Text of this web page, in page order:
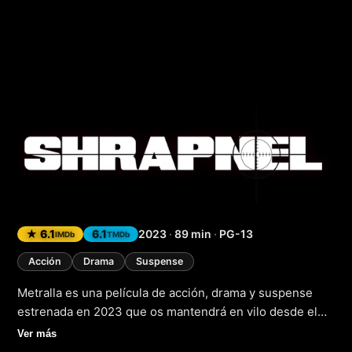
Metralla(2023)
★ 6.1IMDb 6.1TMDb 2023 · 89 min · PG-13
Acción Drama Suspense
Metralla es una película de acción, drama y suspense
estrenada en 2023 que os mantendrá en vilo desde el
principio hasta el final. La trama sigue a un grupo de
Ver más